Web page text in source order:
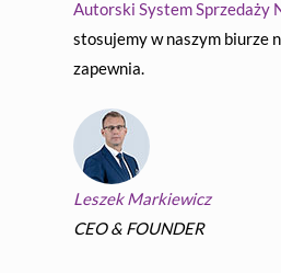
Autorski System Sprzedaży
stosujemy w naszym biurze
zapewnia.
Leszek Markiewicz
CEO & FOUNDER